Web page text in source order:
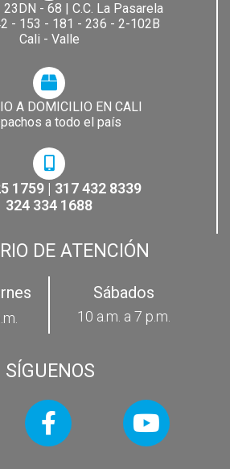
23DN - 68 | C.C. La Pasarela​
- 153 - 181 - 236 - 2-102B
Cali - Valle
A DOMICILIO EN CALI
a todo el país
1759 | 317 432 8339
324 334 1688
DE ATENCIÓN
Sábados
10 a.m. a 7 p.m.
SÍGUENOS